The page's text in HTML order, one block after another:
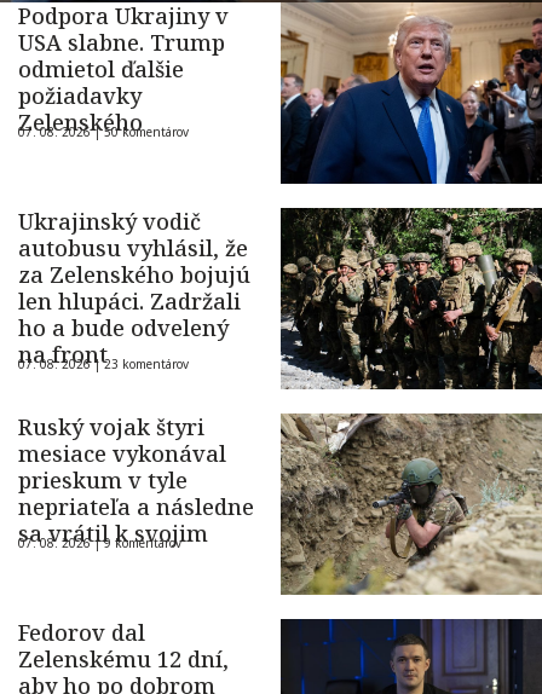
Podpora Ukrajiny v
USA slabne. Trump
odmietol ďalšie
požiadavky
Zelenského
07. 08. 2026 |50 komentárov
Ukrajinský vodič
autobusu vyhlásil, že
za Zelenského bojujú
len hlupáci. Zadržali
ho a bude odvelený
na front
07. 08. 2026 |23 komentárov
Ruský vojak štyri
mesiace vykonával
prieskum v tyle
nepriateľa a následne
sa vrátil k svojim
07. 08. 2026 |9 komentárov
Fedorov dal
Zelenskému 12 dní,
aby ho po dobrom